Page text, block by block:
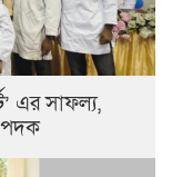
এর সাফল্য,
পদক